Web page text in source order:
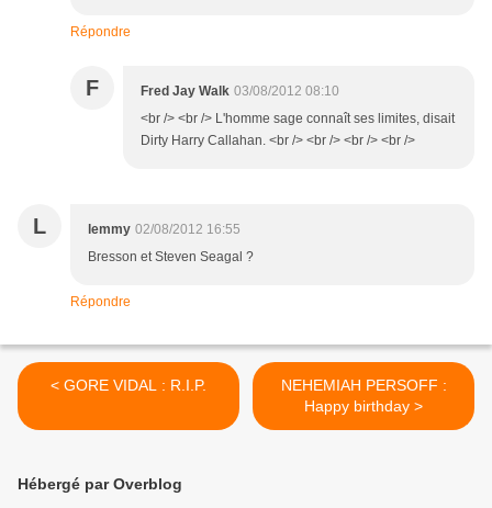
Répondre
F Fred Jay Walk 03/08/2012 08:10
<br /> <br /> L'homme sage connaît ses limites, disait
Dirty Harry Callahan. <br /> <br /> <br /> <br />
L lemmy 02/08/2012 16:55
Bresson et Steven Seagal ?
Répondre
< GORE VIDAL : R.I.P.
NEHEMIAH PERSOFF :
Happy birthday >
Hébergé par Overblog